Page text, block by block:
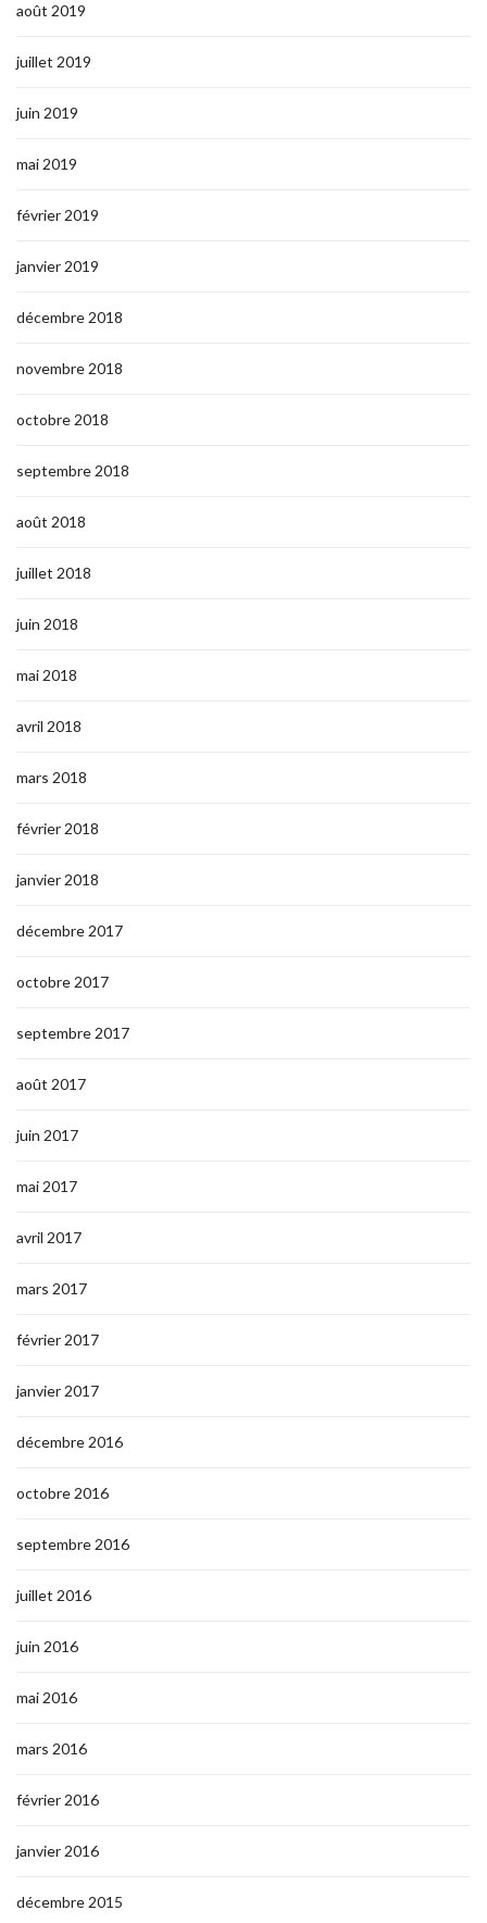
août 2019
juillet 2019
juin 2019
mai 2019
février 2019
janvier 2019
décembre 2018
novembre 2018
octobre 2018
septembre 2018
août 2018
juillet 2018
juin 2018
mai 2018
avril 2018
mars 2018
février 2018
janvier 2018
décembre 2017
octobre 2017
septembre 2017
août 2017
juin 2017
mai 2017
avril 2017
mars 2017
février 2017
janvier 2017
décembre 2016
octobre 2016
septembre 2016
juillet 2016
juin 2016
mai 2016
mars 2016
février 2016
janvier 2016
décembre 2015